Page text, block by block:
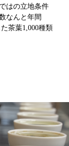
はの立地条件
なんと年間
茶葉1,000種類